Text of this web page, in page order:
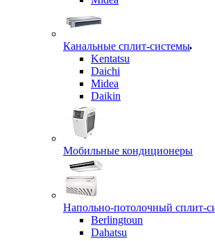
Канальные сплит-системы
Kentatsu
Daichi
Midea
Daikin
Мобильные кондиционеры
Напольно-потолочный сплит-
Berlingtoun
Dahatsu